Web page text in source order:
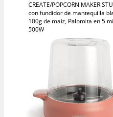
CREATE/POPCORN MAKER
con fundidor de mantequilla
100g de maiz, Palomita en 5
500W